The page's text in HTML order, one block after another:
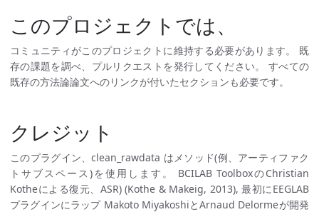
このプロジェクトでは、
コミュニティがこのプロジェクトに維持する必要があります。 既
存の課題を調べ、プルリクエストを発行してください。 すべての
既存の方法論論文へのリンクが付いたセクションも必要です。
クレジット
このプラグイン、clean_rawdata はメソッド(例、アーティファク
トサブスペース)を使用します。 BCILAB ToolboxのChristian
Kotheによる復元、ASR) (Kothe & Makeig, 2013), 最初にEEGLAB
プラグインにラップ Makoto MiyakoshiとArnaud Delormeが開発